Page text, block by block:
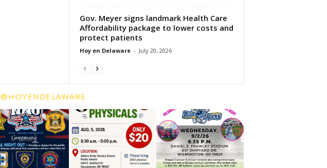
Gov. Meyer signs landmark Health Care
Affordability package to lower costs and
protect patients
Hoy en Delaware - July 20, 2026
@HOYENDELAWARE